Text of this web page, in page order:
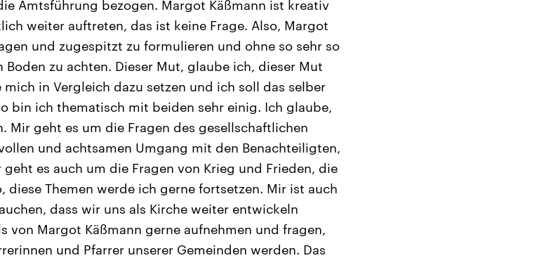
Amtsführung bezogen. Margot Käßmann ist kreativ
weiter auftreten, das ist keine Frage. Also, Margot
und zugespitzt zu formulieren und ohne so sehr so
zu achten. Dieser Mut, glaube ich, dieser Mut
mich in Vergleich dazu setzen und ich soll das selber
bin ich thematisch mit beiden sehr einig. Ich glaube,
Mir geht es um die Fragen des gesellschaftlichen
und achtsamen Umgang mit den Benachteiligten,
es auch um die Fragen von Krieg und Frieden, die
diese Themen werde ich gerne fortsetzen. Mir ist auch
dass wir uns als Kirche weiter entwickeln
von Margot Käßmann gerne aufnehmen und fragen,
und Pfarrer unserer Gemeinden werden. Das